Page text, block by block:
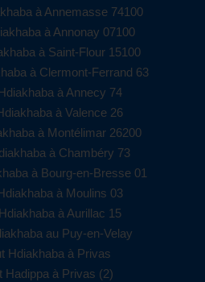
à Annemasse 74100
à Annonay 07100
à Saint-Flour 15100
à Clermont-Ferrand 63
à Annecy 74
à Valence 26
à Montélimar 26200
à Chambéry 73
à Bourg-en-Bresse 01
à Moulins 03
à Aurillac 15
au Puy-en-Velay
Hdiakhaba à Privas
Hadippa à Privas (2)